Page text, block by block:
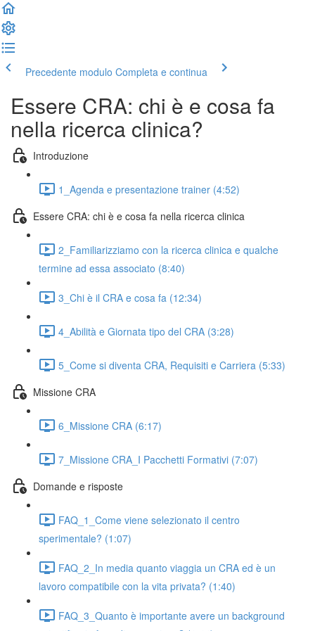
Precedente modulo Completa e continua
Essere CRA: chi è e cosa fa
nella ricerca clinica?
Introduzione
1_Agenda e presentazione trainer (4:52)
Essere CRA: chi è e cosa fa nella ricerca clinica
2_Familiarizziamo con la ricerca clinica e qualche
termine ad essa associato (8:40)
3_Chi è il CRA e cosa fa (12:34)
4_Abilità e Giornata tipo del CRA (3:28)
5_Come si diventa CRA, Requisiti e Carriera (5:33)
Missione CRA
6_Missione CRA (6:17)
7_Missione CRA_I Pacchetti Formativi (7:07)
Domande e risposte
FAQ_1_Come viene selezionato il centro
sperimentale? (1:07)
FAQ_2_In media quanto viaggia un CRA ed è un
lavoro compatibile con la vita privata? (1:40)
FAQ_3_Quanto è importante avere un background